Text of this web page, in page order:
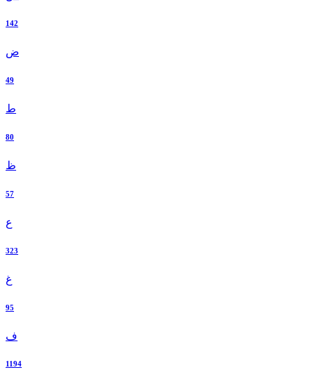
142
ض
49
ط
80
ظ
57
ع
323
غ
95
ف
1194